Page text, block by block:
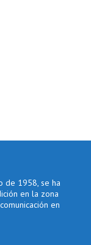
de 1958, se ha
en la zona
en